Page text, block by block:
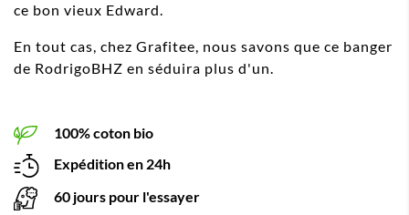
ce bon vieux Edward.
En tout cas, chez Grafitee, nous savons que ce banger
de RodrigoBHZ en séduira plus d'un.
100% coton bio
Expédition en 24h
60 jours pour l'essayer